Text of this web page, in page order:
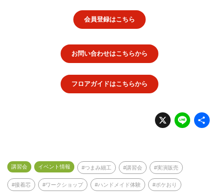
会員登録はこちら
お問い合わせはこちらから
フロアガイドはこちらから
X Li
n
講習会 イベント情報 つまみ細工 講習会 実演販売
接着芯 ワークショップ ハンドメイド体験 ポケおり